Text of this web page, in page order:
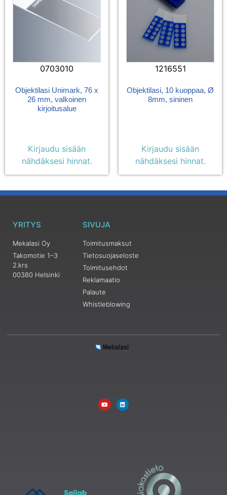
0703010
Objektilasi Unimark, 76 x
26 mm, valkoinen
kirjoitusalue
Kirjaudu sisään
nähdäksesi hinnat.
1216551
Objektilasi, 10 kuoppaa, Ø
8mm, sininen
Kirjaudu sisään
nähdäksesi hinnat.
YRITYS
Mekalasi Oy
Takomotie 1–3
2.krs
00380 Helsinki
SIVUJA
Toimitusmaksut
Tietosuojaseloste
Toimitusehdot
Reklamaatio
Palaute
Whistleblowing